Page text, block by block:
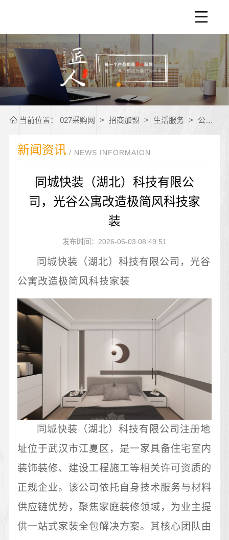
当前位置： 027采购网 > 招商加盟 > 生活服务 > 公司新闻
新闻资讯 / NEWS INFORMAION
同城快装（湖北）科技有限公
司，光谷公寓改造极简风科技家
装
发布时间：2026-06-03 08:49:51
同城快装（湖北）科技有限公司，光谷
公寓改造极简风科技家装
同城快装（湖北）科技有限公司注册地
址位于武汉市江夏区，是一家具备住宅室内
装饰装修、建设工程施工等相关许可资质的
正规企业。该公司依托自身技术服务与材料
供应链优势，聚焦家庭装修领域，为业主提
供一站式家装全包解决方案。其核心团队由